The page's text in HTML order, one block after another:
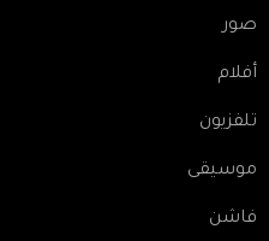
صور
أفلام
تلفزيون
موسيقى
فاشن